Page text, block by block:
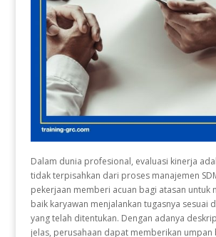
Dalam dunia profesional, evaluasi kinerja
tidak terpisahkan dari proses manajemen
pekerjaan memberi acuan bagi atasan untuk
baik karyawan menjalankan tugasnya sesuai
yang telah ditentukan. Dengan adanya
jelas, perusahaan dapat memberikan umpan